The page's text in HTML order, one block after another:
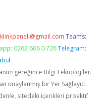
Teams:
0262 606 0 726 Telegram:
gereğince Bilgi Teknolojileri
onaylanmış bir Yer Sağlayıcı
sitedeki içerikleri proaktif